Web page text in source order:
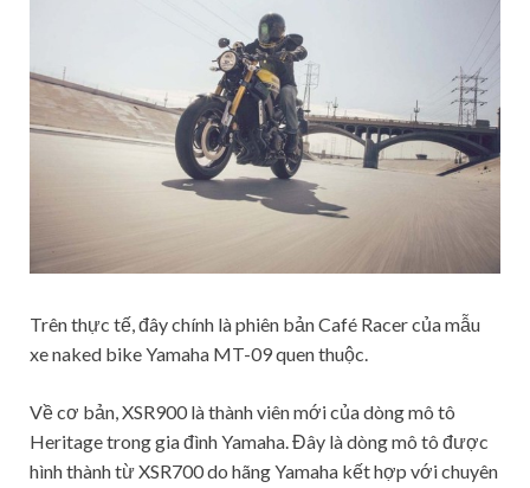
Trên thực tế, đây chính là phiên bản Café Racer của mẫu
xe naked bike Yamaha MT-09 quen thuộc.
Về cơ bản, XSR900 là thành viên mới của dòng mô tô
Heritage trong gia đình Yamaha. Đây là dòng mô tô được
hình thành từ XSR700 do hãng Yamaha kết hợp với chuyên